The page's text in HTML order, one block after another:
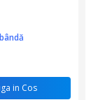
in Cos